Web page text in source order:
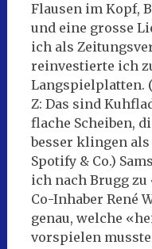
Flausen im Kopf,
und eine grosse
ich als
reinvestierte ich
Langspielplatten.
Z: Das sind
flache Scheiben,
besser klingen als
Spotify & Co.)
ich nach Brugg
Co-Inhaber René
genau, welche
vorspielen